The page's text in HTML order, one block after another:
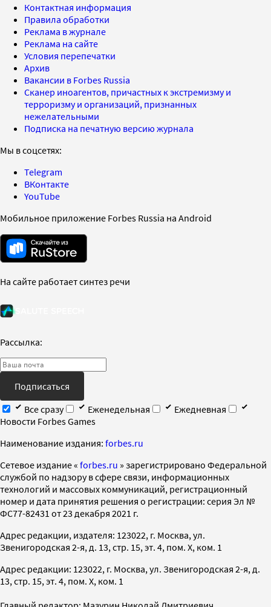
Контактная информация
Правила обработки
Реклама в журнале
Реклама на сайте
Условия перепечатки
Архив
Вакансии в Forbes Russia
Сканер иноагентов, причастных к экстремизму и
терроризму и организаций, признанных
нежелательными
Подписка на печатную версию журнала
Мы в соцсетях:
Telegram
ВКонтакте
YouTube
Мобильное приложение Forbes Russia на Android
На сайте работает синтез речи
Рассылка:
Подписаться
Все сразу
Еженедельная
Ежедневная
Новости Forbes Games
Наименование издания: forbes.ru
Cетевое издание « forbes.ru » зарегистрировано Федеральной
службой по надзору в сфере связи, информационных
технологий и массовых коммуникаций, регистрационный
номер и дата принятия решения о регистрации: серия Эл №
ФС77-82431 от 23 декабря 2021 г.
Адрес редакции, издателя: 123022, г. Москва, ул.
Звенигородская 2-я, д. 13, стр. 15, эт. 4, пом. X, ком. 1
Адрес редакции: 123022, г. Москва, ул. Звенигородская 2-я, д.
13, стр. 15, эт. 4, пом. X, ком. 1